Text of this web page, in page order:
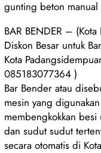
gunting beton manual
BAR BENDER –
Diskon Besar untuk
Kota
085183077364 )
Bar Bender atau
mesin yang
membengkokkan
dan sudut sudut
secara otomatis di